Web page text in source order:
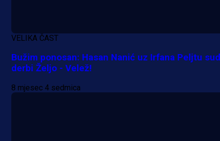
1 dan 17 h
VELIKA ČAST
Bužim ponosan: Hasan Nanić uz Irfana Peljtu
derbi Željo - Velež!
8 mjesec 4 sedmica